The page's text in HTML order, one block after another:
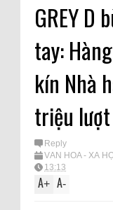
GREY D
tay:
kín Nhà
triệu
Reply
VĂN HÓA - XÃ
13:13
A+ A-